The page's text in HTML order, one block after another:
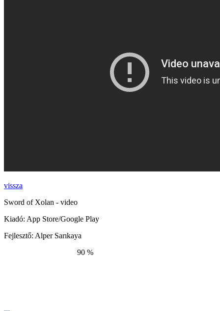
vissza
Sword of Xolan - video
Kiadó: App Store/Google Play
Fejlesztő: Alper Sarıkaya
90 %